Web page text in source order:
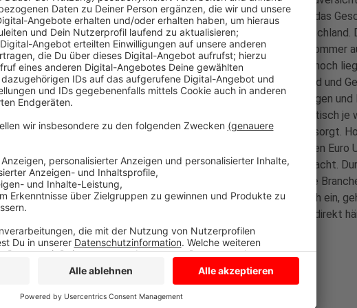
Gleichzeitig betont er, dass es noch lange dauern dürfte, bis sich das
den Folgen der Pandemie erholt hat. Dabei boomt Urlaub in Deutschland.
Gästezahlen im Kreis Coesfeld und dem Münsterland in diesem Sommer
lassen. Campingplätze, Ferienhöfe und Hotels waren beliebt. Dennoch
deutlich niedriger als vor der Pandemie. Besucher aus dem Ausland und
fehlen. In der Pandemie lief Vieles über Videokonferenzen, Tagungen und
Der Tourismusverein ist gerade bei den Geschäftsreisenden skeptisch je
früher zu erreichen. Die Pandemie habe hier für einen Umbruch gesorgt.
müssten sich deshalb teilweise neu ausrichten. Fast zwei Milliarden Euro
Tourismusbranche im Münsterland im Jahr vor der Pandemie gemacht.
kam dann ein Einbruch von rund 30 Prozent. Der Tourismus ist eine
Bereiche hineinreicht. Gäste übernachten nicht nur, sie kaufen auch ein,
Museum, fahren mit dem Taxi oder dem Bus herum. Direkt oder indirekt
Arbeitsplätze daran.